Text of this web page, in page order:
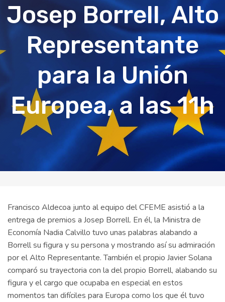
Josep Borrell, Alto
Representante
para la Unión
Europea, a las 11h
Francisco Aldecoa junto al equipo del CFEME asistió a la
entrega de premios a Josep Borrell. En él, la Ministra de
Economía Nadia Calvillo tuvo unas palabras alabando a
Borrell su figura y su persona y mostrando así su admiración
por el Alto Representante. También el propio Javier Solana
comparó su trayectoria con la del propio Borrell, alabando su
figura y el cargo que ocupaba en especial en estos
momentos tan difíciles para Europa como los que él tuvo